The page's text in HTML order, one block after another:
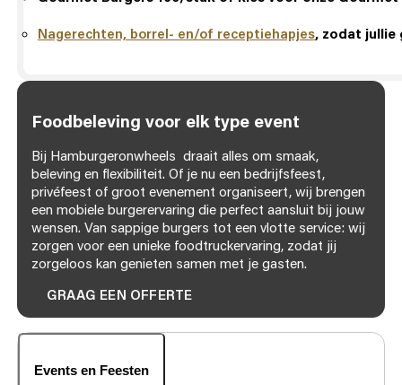
Nagerechten, borrel- en/of receptiehapjes, zodat jullie
Foodbeleving voor elk type event
Bij Hamburgeronwheels draait alles om smaak,
beleving en flexibiliteit. Of je nu een bedrijfsfeest,
privéfeest of groot evenement organiseert, wij brengen
een mobiele burgerervaring die perfect aansluit bij jouw
wensen. Van sappige burgers tot een vlotte service: wij
zorgen voor een unieke foodtruckervaring, zodat jij
zorgeloos kan genieten samen met je gasten.
GRAAG EEN OFFERTE
Events en Feesten